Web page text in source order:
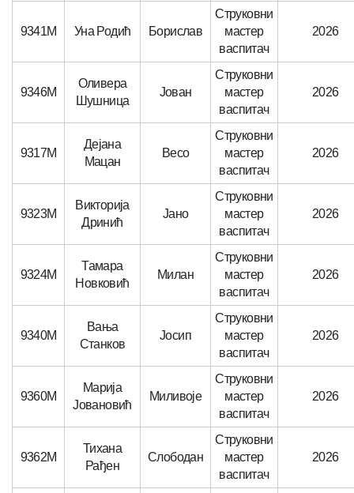
9341М Уна Родић Борислав
Струковни
мастер
васпитач
2026
9346М
Оливера
Шушница
Јован
Струковни
мастер
васпитач
2026
9317М
Дејана
Мацан
Весо
Струковни
мастер
васпитач
2026
9323М
Викторија
Дринић
Јано
Струковни
мастер
васпитач
2026
9324М
Тамара
Новковић
Милан
Струковни
мастер
васпитач
2026
9340М
Вања
Станков
Јосип
Струковни
мастер
васпитач
2026
9360М
Марија
Јовановић
Миливоје
Струковни
мастер
васпитач
2026
9362М
Тихана
Рађен
Слободан
Струковни
мастер
васпитач
2026